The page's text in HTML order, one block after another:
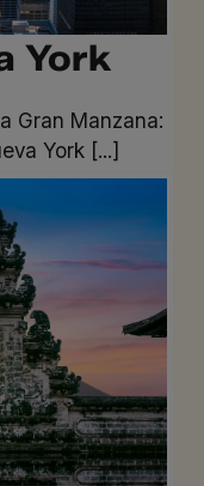
York
Gran Manzana:
York [...]